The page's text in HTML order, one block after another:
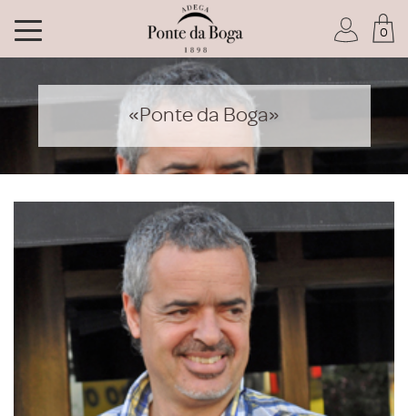
Soy socio del Club
He olvidado mi contraseña
ACCEDER
0
«Ponte da Boga»